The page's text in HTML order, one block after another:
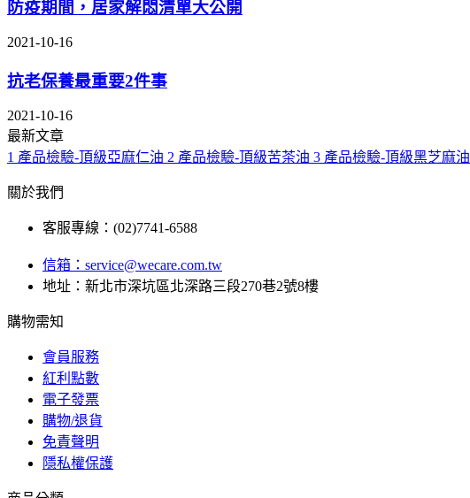
防疫期間，居家解悶清單大公開
2021-10-16
抗老保養最重要2件事
2021-10-16
最新文章
1 產品檢驗-頂級亞麻仁油 2 產品檢驗-頂級苦茶油 3 產品檢驗-頂級黑芝麻油
關於我們
客服專線：(02)7741-6588
信箱： service@wecare.com.tw
地址：新北市深坑區北深路三段270巷2號8樓
購物需知
會員服務
紅利點數
電子發票
購物/退貨
免責聲明
隱私權保護